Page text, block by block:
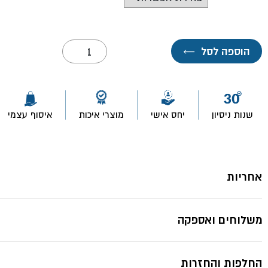
הוספה לסל ←
כמות
של
מוט
חיבור
ROLLINGDOG
שנות ניסיון יחס אישי מוצרי איכות איסוף עצמי
אחריות
משלוחים ואספקה
החלפות והחזרות
*תמונות להמחשה בלבד